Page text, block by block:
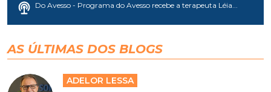
Do Avesso - Programa do Avesso recebe a terapeuta Léia...
AS ÚLTIMAS DOS BLOGS
ADELOR LESSA